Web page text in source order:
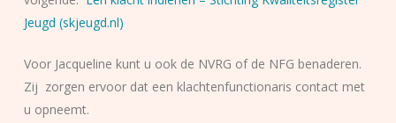
Jeugd (skjeugd.nl)
Voor Jacqueline kunt u ook de NVRG of de NFG benaderen.
Zij zorgen ervoor dat een klachtenfunctionaris contact met
u opneemt.